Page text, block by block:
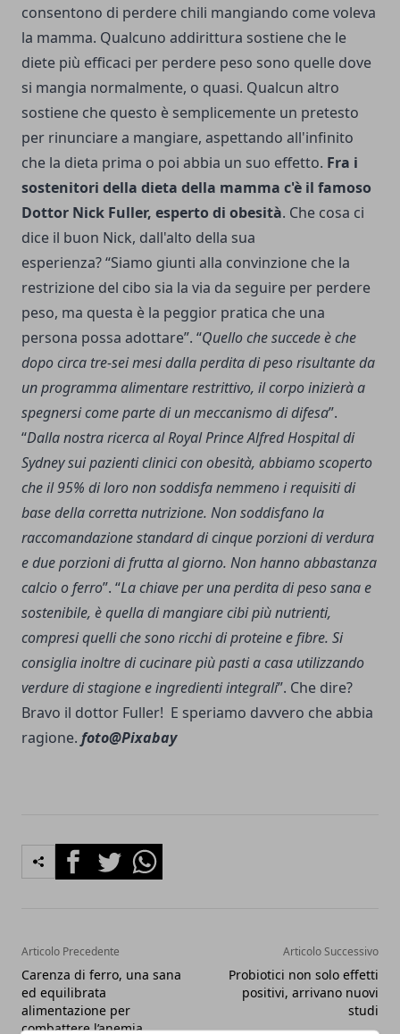
consentono di perdere chili mangiando come voleva
la mamma. Qualcuno addirittura sostiene che le
diete più efficaci per perdere peso sono quelle dove
si mangia normalmente, o quasi. Qualcun altro
sostiene che questo è semplicemente un pretesto
per rinunciare a mangiare, aspettando all'infinito
che la dieta prima o poi abbia un suo effetto. Fra i
sostenitori della dieta della mamma c'è il famoso
Dottor Nick Fuller, esperto di obesità. Che cosa ci
dice il buon Nick, dall'alto della sua
esperienza? “Siamo giunti alla convinzione che la
restrizione del cibo sia la via da seguire per perdere
peso, ma questa è la peggior pratica che una
persona possa adottare”. “Quello che succede è che
dopo circa tre-sei mesi dalla perdita di peso risultante da
un programma alimentare restrittivo, il corpo inizierà a
spegnersi come parte di un meccanismo di difesa”.
“Dalla nostra ricerca al Royal Prince Alfred Hospital di
Sydney sui pazienti clinici con obesità, abbiamo scoperto
che il 95% di loro non soddisfa nemmeno i requisiti di
base della corretta nutrizione. Non soddisfano la
raccomandazione standard di cinque porzioni di verdura
e due porzioni di frutta al giorno. Non hanno abbastanza
calcio o ferro”. “La chiave per una perdita di peso sana e
sostenibile, è quella di mangiare cibi più nutrienti,
compresi quelli che sono ricchi di proteine e fibre. Si
consiglia inoltre di cucinare più pasti a casa utilizzando
verdure di stagione e ingredienti integrali”. Che dire?
Bravo il dottor Fuller! E speriamo davvero che abbia
ragione. foto@Pixabay
FacebookTwitterWhatsapp
Articolo Precedente
Carenza di ferro, una sana
ed equilibrata
alimentazione per
combattere l’anemia
Articolo Successivo
Probiotici non solo effetti
positivi, arrivano nuovi
studi